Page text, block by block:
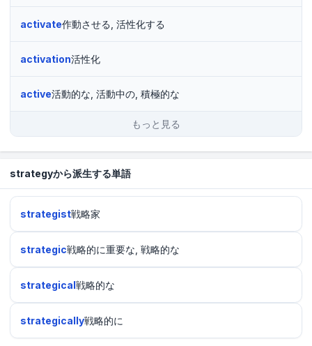
activate作動させる, 活性化する
activation活性化
active活動的な, 活動中の, 積極的な
もっと見る
strategyから派生する単語
strategist戦略家
strategic戦略的に重要な, 戦略的な
strategical戦略的な
strategically戦略的に